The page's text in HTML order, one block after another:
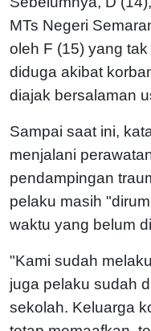
MTs Negeri
oleh F (15) yang
diduga akibat
diajak bersalaman
Sampai saat ini,
menjalani
pendampingan
pelaku masih
waktu yang belum
"Kami sudah
juga pelaku sudah
sekolah. Keluarga